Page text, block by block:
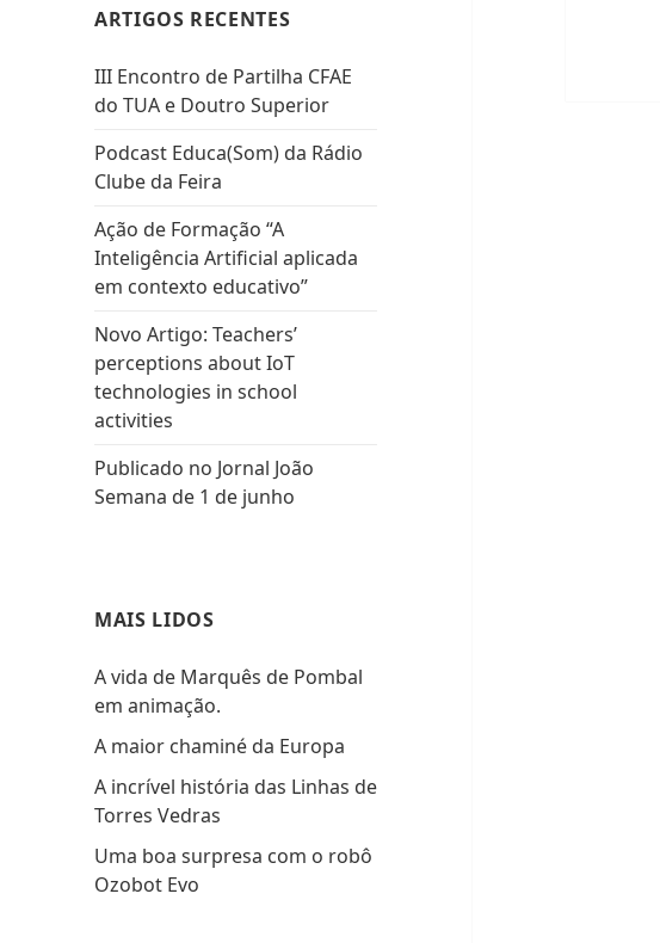
ARTIGOS RECENTES
III Encontro de Partilha CFAE
do TUA e Doutro Superior
Podcast Educa(Som) da Rádio
Clube da Feira
Ação de Formação “A
Inteligência Artificial aplicada
em contexto educativo”
Novo Artigo: Teachers’
perceptions about IoT
technologies in school
activities
Publicado no Jornal João
Semana de 1 de junho
MAIS LIDOS
A vida de Marquês de Pombal
em animação.
A maior chaminé da Europa
A incrível história das Linhas de
Torres Vedras
Uma boa surpresa com o robô
Ozobot Evo